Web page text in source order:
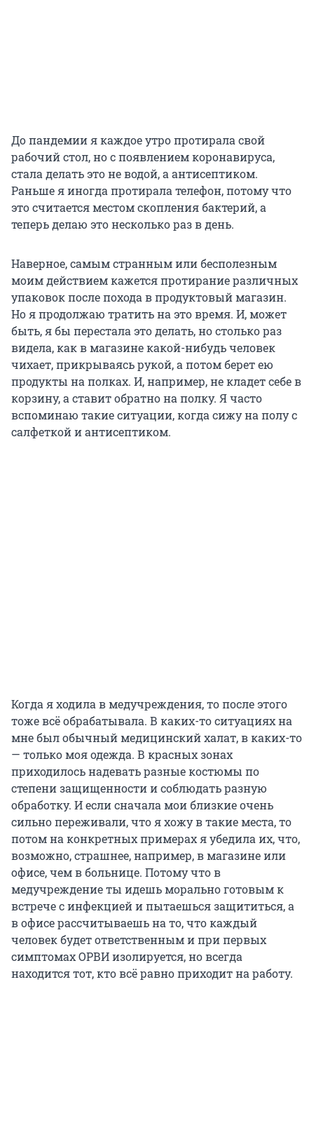
До пандемии я каждое утро протирала свой
рабочий стол, но с появлением коронавируса,
стала делать это не водой, а антисептиком.
Раньше я иногда протирала телефон, потому что
это считается местом скопления бактерий, а
теперь делаю это несколько раз в день.
Наверное, самым странным или бесполезным
моим действием кажется протирание различных
упаковок после похода в продуктовый магазин.
Но я продолжаю тратить на это время. И, может
быть, я бы перестала это делать, но столько раз
видела, как в магазине какой-нибудь человек
чихает, прикрываясь рукой, а потом берет ею
продукты на полках. И, например, не кладет себе в
корзину, а ставит обратно на полку. Я часто
вспоминаю такие ситуации, когда сижу на полу с
салфеткой и антисептиком.
Когда я ходила в медучреждения, то после этого
тоже всё обрабатывала. В каких-то ситуациях на
мне был обычный медицинский халат, в каких-то
— только моя одежда. В красных зонах
приходилось надевать разные костюмы по
степени защищенности и соблюдать разную
обработку. И если сначала мои близкие очень
сильно переживали, что я хожу в такие места, то
потом на конкретных примерах я убедила их, что,
возможно, страшнее, например, в магазине или
офисе, чем в больнице. Потому что в
медучреждение ты идешь морально готовым к
встрече с инфекцией и пытаешься защититься, а
в офисе рассчитываешь на то, что каждый
человек будет ответственным и при первых
симптомах ОРВИ изолируется, но всегда
находится тот, кто всё равно приходит на работу.